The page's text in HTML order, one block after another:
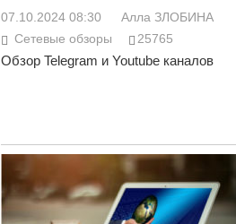
07.10.2024 08:30
Алла ЗЛОБИНА
Сетевые обзоры
25765
Обзор Telegram и Youtube каналов